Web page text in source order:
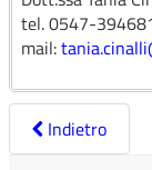
tel. 0547-
mail:
Indietro